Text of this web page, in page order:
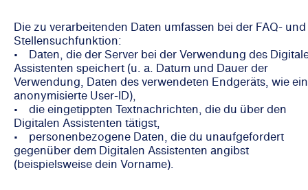
Die zu verarbeitenden Daten umfassen bei der FAQ- und
Stellensuchfunktion:
• Daten, die der Server bei der Verwendung des
Assistenten speichert (u. a. Datum und Dauer der
Verwendung, Daten des verwendeten Endgeräts, wie
anonymisierte User-ID),
• die eingetippten Textnachrichten, die du über den
Digitalen Assistenten tätigst,
• personenbezogene Daten, die du unaufgefordert
gegenüber dem Digitalen Assistenten angibst
(beispielsweise dein Vorname).